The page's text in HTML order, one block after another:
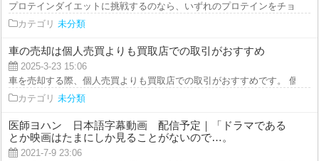
プロテインダイエットに挑戦するのなら、いずれのプロテインをチョイス
カテゴリ 未分類
車の売却は個人売買よりも買取店での取引がおすすめ
2025-3-23 15:06
車を売却する際、個人売買よりも買取店での取引がおすすめです。 個人
カテゴリ 未分類
医師ヨハン 日本語字幕動画 配信予定｜「ドラマである
とか映画はたまにしか見ることがないので…。
2021-7-9 23:06